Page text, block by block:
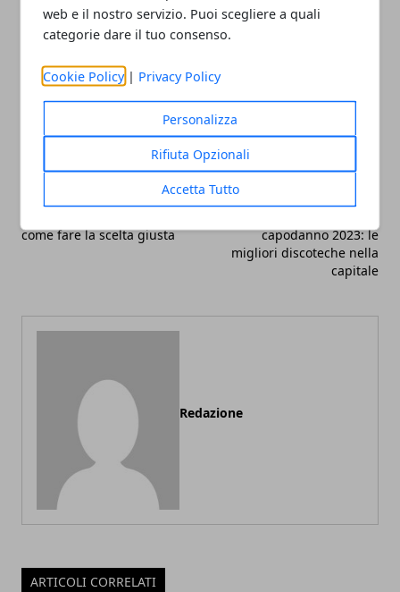
web e il nostro servizio. Puoi scegliere a quali
categorie dare il tuo consenso.
Cookie Policy | Privacy Policy
Personalizza
Rifiuta Opzionali
Accetta Tutto
Facebook
TwitterWhatsapp
come fare la scelta giusta
capodanno 2023: le
migliori discoteche nella
capitale
Redazione
ARTICOLI CORRELATI